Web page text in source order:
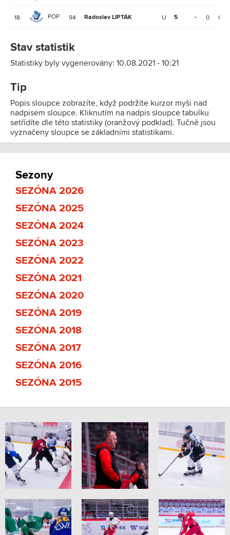
18. POP 94 Radoslav LIPTÁK U 5 - 0 0
Stav statistik
Statistiky byly vygenerovány: 10.08.2021 - 10:21
Tip
Popis sloupce zobrazíte, když podržíte kurzor myši nad
nadpisem sloupce. Kliknutím na nadpis sloupce tabulku
setřídíte dle této statistiky (oranžový podklad). Tučně jsou
vyznačeny sloupce se základními statistikami.
Sezony
SEZÓNA 2026
SEZÓNA 2025
SEZÓNA 2024
SEZÓNA 2023
SEZÓNA 2022
SEZÓNA 2021
SEZÓNA 2020
SEZÓNA 2019
SEZÓNA 2018
SEZÓNA 2017
SEZÓNA 2016
SEZÓNA 2015